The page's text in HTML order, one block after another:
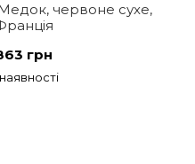
червоне сухе,
грн